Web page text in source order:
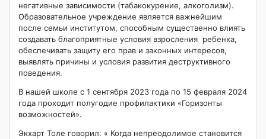
негативные зависимости (табакокурение, алкоголизм).
Образовательное учреждение является важнейшим
после семьи институтом, способным существенно влиять
создавать благоприятные условия взросления ребенка,
обеспечивать защиту его прав и законных интересов,
выявлять причины и условия развития деструктивного
поведения.
В нашей школе с 1 сентября 2023 года по 15 февраля 2024
года проходит полугодие профилактики «Горизонты
возможностей».
Экхарт Толе говорил: « Когда непреодолимое становится